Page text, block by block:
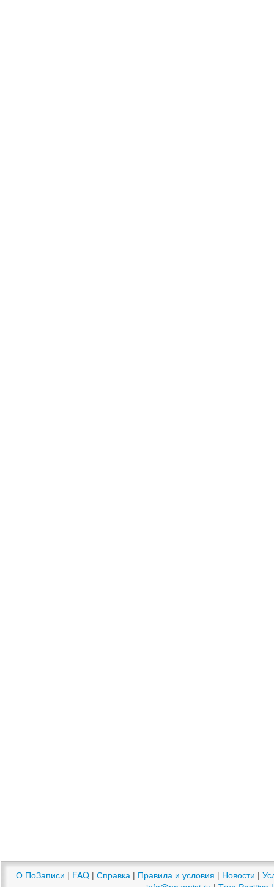
О ПоЗаписи | FAQ | Справка | Правила и условия | Новости |